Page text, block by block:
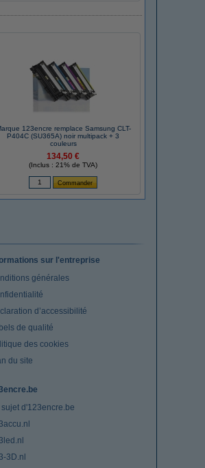
123encre remplace Samsung CLT-
P404C (SU365A) noir multipack + 3
couleurs
134,50 €
(Inclus : 21% de TVA)
sur l'entreprise
générales
d’accessibilité
de qualité
des cookies
du site
sujet d'123encre.be
3D.nl